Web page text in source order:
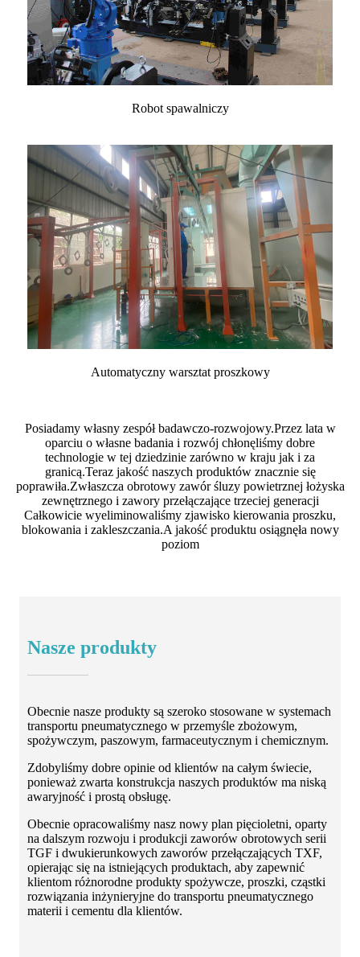
Robot spawalniczy
Automatyczny warsztat proszkowy
Posiadamy własny zespół badawczo-rozwojowy.Przez lata w
oparciu o własne badania i rozwój chłonęliśmy dobre
technologie w tej dziedzinie zarówno w kraju jak i za
granicą.Teraz jakość naszych produktów znacznie się
poprawiła.Zwłaszcza obrotowy zawór śluzy powietrznej łożyska
zewnętrznego i zawory przełączające trzeciej generacji
Całkowicie wyeliminowaliśmy zjawisko kierowania proszku,
blokowania i zakleszczania.A jakość produktu osiągnęła nowy
poziom
Nasze produkty
Obecnie nasze produkty są szeroko stosowane w systemach
transportu pneumatycznego w przemyśle zbożowym,
spożywczym, paszowym, farmaceutycznym i chemicznym.
Zdobyliśmy dobre opinie od klientów na całym świecie,
ponieważ zwarta konstrukcja naszych produktów ma niską
awaryjność i prostą obsługę.
Obecnie opracowaliśmy nasz nowy plan pięcioletni, oparty
na dalszym rozwoju i produkcji zaworów obrotowych serii
TGF i dwukierunkowych zaworów przełączających TXF,
opierając się na istniejących produktach, aby zapewnić
klientom różnorodne produkty spożywcze, proszki, cząstki
rozwiązania inżynieryjne do transportu pneumatycznego
materii i cementu dla klientów.